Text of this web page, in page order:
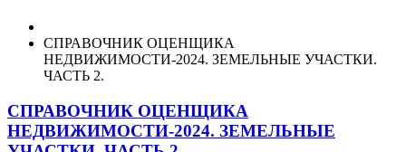
СПРАВОЧНИК ОЦЕНЩИКА
НЕДВИЖИМОСТИ-2024. ЗЕМЕЛЬНЫЕ УЧАСТКИ.
ЧАСТЬ 2.
СПРАВОЧНИК ОЦЕНЩИКА
НЕДВИЖИМОСТИ-2024. ЗЕМЕЛЬНЫЕ